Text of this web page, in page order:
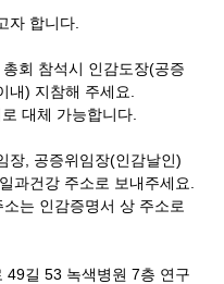
자 합니다
회 참석시 인감도장(공증
내) 지참해 주세요
대체 가능합니다
장 공증위임장(인감날인)
과건강 주소로 보내주세요
소는 인감증명서 상 주소로
49길53 녹색병원7층 연구